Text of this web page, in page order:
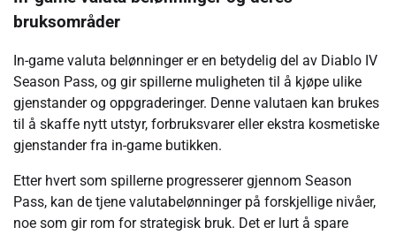
bruksområder
In-game valuta belønninger er en betydelig del av Diablo IV
Season Pass, og gir spillerne muligheten til å kjøpe ulike
gjenstander og oppgraderinger. Denne valutaen kan brukes
til å skaffe nytt utstyr, forbruksvarer eller ekstra kosmetiske
gjenstander fra in-game butikken.
Etter hvert som spillerne progresserer gjennom Season
Pass, kan de tjene valutabelønninger på forskjellige nivåer,
noe som gir rom for strategisk bruk. Det er lurt å spare